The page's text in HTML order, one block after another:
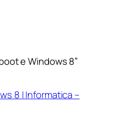
e Windows 8”
8 | Informatica –